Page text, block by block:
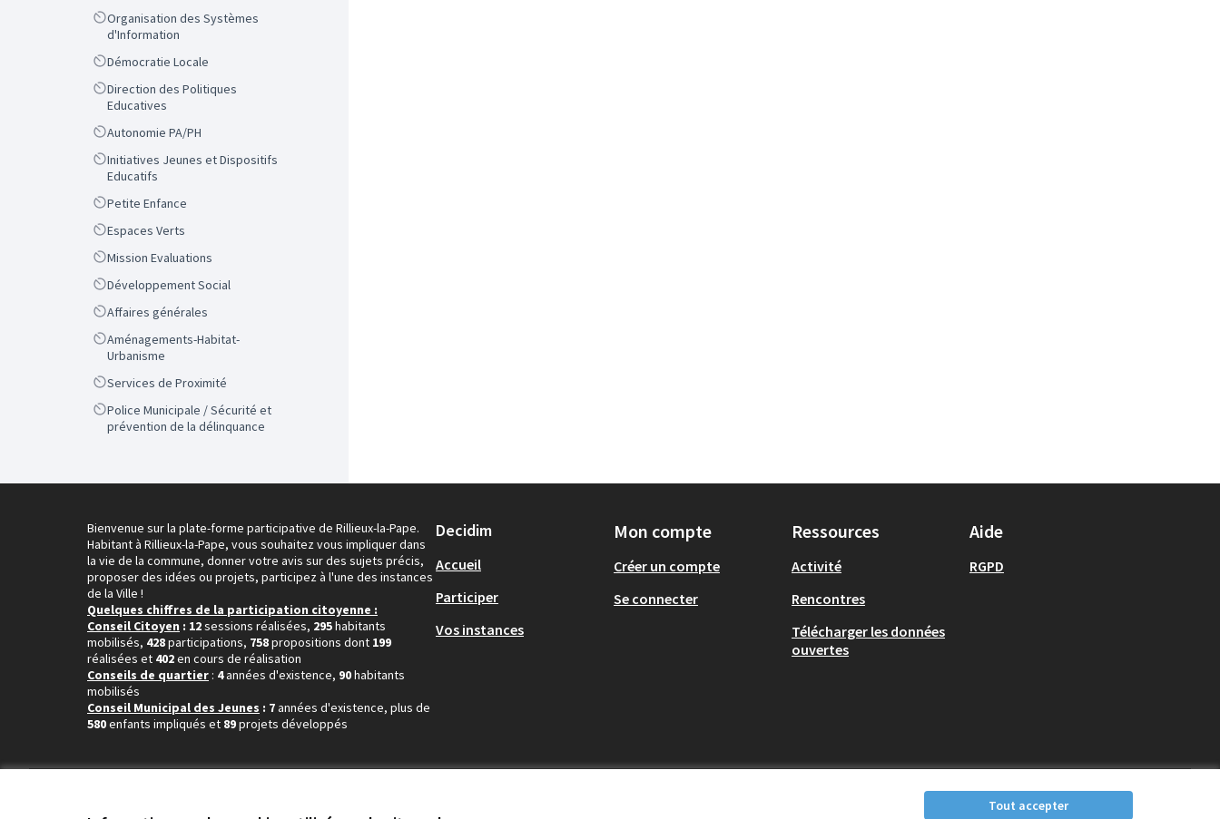
Tout accepter
Scope
Organisation des Systèmes
d'Information
ScopeDémocratie Locale
Scope
Direction des Politiques
Educatives
ScopeAutonomie PA/PH
Scope
Initiatives Jeunes et Dispositifs
Educatifs
ScopePetite Enfance
ScopeEspaces Verts
ScopeMission Evaluations
ScopeDéveloppement Social
ScopeAffaires générales
Scope
Aménagements-Habitat-
Urbanisme
ScopeServices de Proximité
Scope
Police Municipale / Sécurité et
prévention de la délinquance
Bienvenue sur la plate-forme participative de Rillieux-la-Pape.
Habitant à Rillieux-la-Pape, vous souhaitez vous impliquer dans
la vie de la commune, donner votre avis sur des sujets précis,
proposer des idées ou projets, participez à l'une des instances
de la Ville !
Quelques chiffres de la participation citoyenne :
Conseil Citoyen : 12sessions réalisées, 295habitants
mobilisés, 428participations, 758propositions dont 199
réalisées et 402en cours de réalisation
Conseils de quartier : 4années d'existence, 90habitants
mobilisés
Conseil Municipal des Jeunes : 7années d'existence, plus de
580enfants impliqués et 89projets développés
Decidim
Accueil
Participer
Vos instances
Mon compte
Créer un compte
Se connecter
Ressources
Activité
Rencontres
Télécharger les données
ouvertes
Aide
RGPD